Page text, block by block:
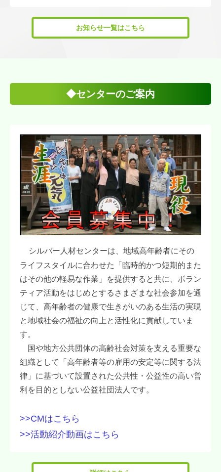
お知らせ一覧はこちら
◆センターのご案内
シルバー人材センターは、地域高年齢者にその
ライフスタイルに合わせた「臨時的かつ短期的また
はその他の軽易な作業」を提供すると共に、ボラン
ティア活動をはじめとするさまざまな社会参加を通
じて、高年齢者の健康で生きがいのある生活の実現
と地域社会の福祉の向上と活性化に貢献していま
す。
国や地方公共団体の高齢社会対策を支える重要な
組織として「高年齢者等の雇用の安定等に関する法
律」に基づいて設置された公共性・公益性の高い営
利を目的としない公益社団法人です。
>>CMはこちら
>>活動紹介動画はこちら